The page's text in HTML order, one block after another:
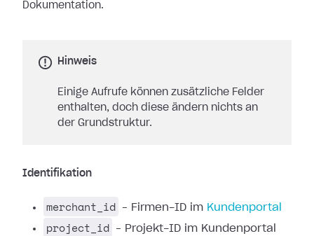
Dokumentation.
Hinweis
Einige Aufrufe können zusätzliche Felder
enthalten, doch diese ändern nichts an
der Grundstruktur.
Identifikation
merchant_id – Firmen-ID im Kundenportal
project_id – Projekt-ID im Kundenportal